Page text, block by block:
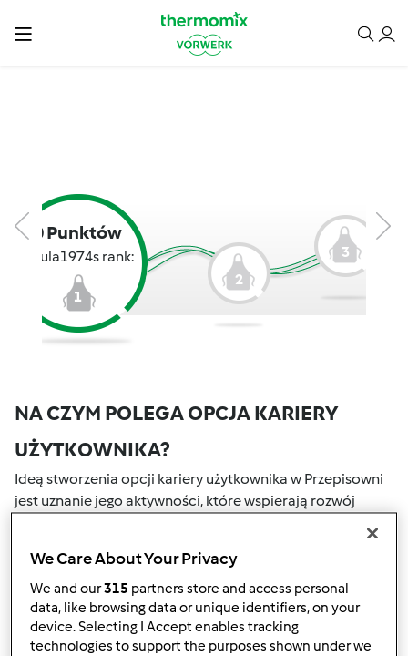
0 Punktów
Anula1974s rank:
1
2
3
NA CZYM POLEGA OPCJA KARIERY
UŻYTKOWNIKA?
Ideą stworzenia opcji kariery użytkownika w Przepisowni
jest uznanie jego aktywności, które wspierają rozwój
portalu społecznościowym są nagradzane przez punkty.
Osiągnięcie określonej liczby punktów, automatycznie
podwyższa Twoje miejsce w rankingu społecznościowym,
który określany jest numerem wewnątrz fartucha obok
nazwy użytkownika.
We Care About Your Privacy
We and our315 partners store and access personal
data, like browsing data or unique identifiers, on your
device. Selecting I Accept enables tracking
technologies to support the purposes shown under we